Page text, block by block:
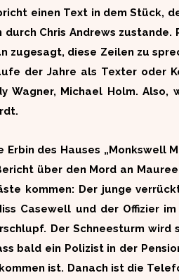
einen Text in dem Stück,
Chris Andrews zustande.
zugesagt, diese Zeilen zu
der Jahre als Texter oder
Wagner, Michael Holm.
Erbin des Hauses „Monkswell
über den Mord an
kommen: Der junge
Casewell und der Offizier
Der Schneesturm
bald ein Polizist in der
ist. Danach ist die